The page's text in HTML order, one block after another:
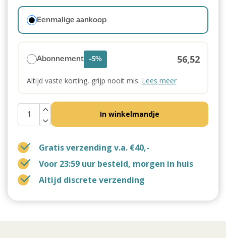
Eenmalige aankoop
Abonnement -5% 56,52
Altijd vaste korting, grijp nooit mis. Lees meer
In winkelmandje
Gratis verzending v.a. €40,-
Voor 23:59 uur besteld, morgen in huis
Altijd discrete verzending